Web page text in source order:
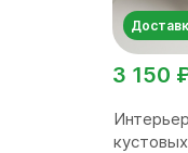
3 150